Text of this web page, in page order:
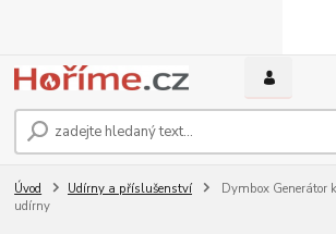
Úvod Udírny a příslušenství
Dymbox Generátor
udírny